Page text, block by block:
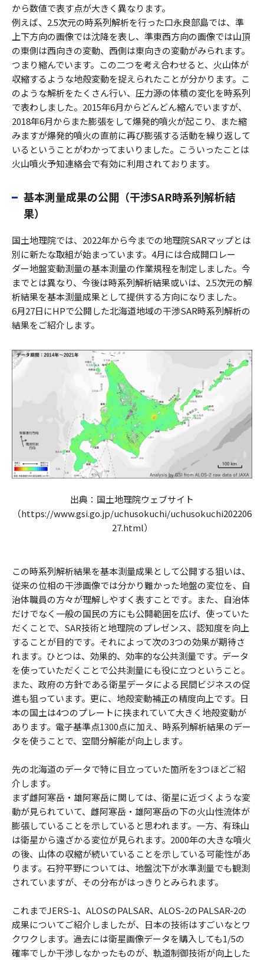
から数値で表す点が大きく異なります。
例えば、2.5次元の時系列解析を行った口永良部島では、準
上下方向の画像では沈降を表し、準東西方向の画像では山頂
の東側は西向きの変動、西側は東向きの変動がみられます。
つまり縮んでいます。この二つを考え合わせると、火山体が
収縮するような地殻変動を捉えられたことが分かります。こ
のような解析をたくさん行い、圧力源の体積の変化を時系列
で表わしました。2015年6月からどんどん縮んでいますが、
2018年6月からまた膨張をして爆発的噴火が起こり、また縮
みますが爆発的噴火の直前に再び膨張する活動を繰り返して
いるということがわかってまいりました。こういったことは
火山噴火予知連絡会で有効に利用されております。
基本測量成果の公開（干渉SAR時系列解析結
果）
国土地理院では、2022年から今までの地理院SARマップとは
別に新たな取組が始まっています。4月には合成開口レー
ダー地盤変動測量の基本測量の作業規程を制定しました。今
までとは異なり、今後は時系列解析結果或いは、2.5次元の解
析結果を基本測量成果として提供する方向になりました。
6月27日にHPで公開した北海道地域の干渉SAR時系列解析の
結果をご紹介します。
出典：国土地理院ウェブサイト
（https://www.gsi.go.jp/uchusokuchi/uchusokuchi202206
27.html）
この時系列解析結果を基本測量成果として公開する狙いは、
従来の位相の干渉画像では分かり難かった地盤の変位を、自
治体職員の方々が理解しやすく表すことです。また、自治体
だけでなく一般の国民の方にも公開範囲を広げ、使っていた
だくことで、SAR技術と地理院のプレゼンス、認知度を向上
することが目的です。それによって次の3つの効果が期待さ
れます。ひとつは、効果的、効率的な公共測量です。データ
を使っていただくことで公共測量にも役に立つということ。
また、政府の方針である衛星データによる民間ビジネスの促
進も狙っています。更に、地殻変動補正の精度向上です。日
本の国土は4つのプレートに挟まれていて大きく地殻変動が
あります。電子基準点1300点に加え、時系列解析結果のデー
タを使うことで、空間分解能が向上します。
先の北海道のデータで特に目立っていた箇所を3つほどご紹
介します。
まず雌阿寒岳・雄阿寒岳に関しては、衛星に近づくような変
動が見られていて、雌阿寒岳・雄阿寒岳の下の火山性流体が
膨張していることを示していると思われます。一方、有珠山
は衛星から遠ざかる変位が見られます。2000年の大きな噴火
の後、山体の収縮が続いていることを示している可能性があ
ります。石狩平野については、地盤沈下が水準測量でも観測
されていますが、その分布がはっきりとみられます。
これまでJERS-1、ALOSのPALSAR、ALOS-2のPALSAR-2の
成果についてご紹介しましたが、日本の技術はすごいなとワ
クワクします。過去には衛星画像データを購入しても1/5の
確率でしか干渉しなかったものが、軌道制御技術が向上した